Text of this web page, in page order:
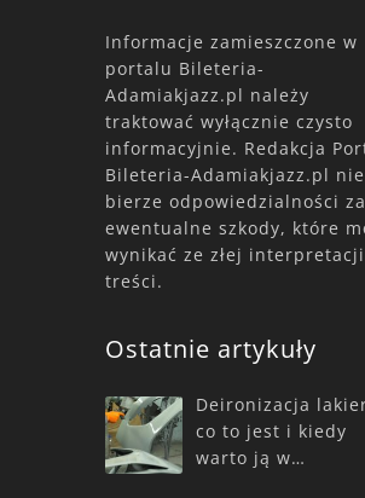
Informacje zamieszczone w
portalu Bileteria-
Adamiakjazz.pl należy
traktować wyłącznie czysto
informacyjnie. Redakcja
Bileteria-Adamiakjazz.pl nie
bierze odpowiedzialności za
ewentualne szkody, które
wynikać ze złej interpretacji
treści.
Ostatnie artykuły
Deironizacja
co to jest i kiedy
warto ją w…